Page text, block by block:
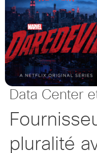
Data Center
pluralité